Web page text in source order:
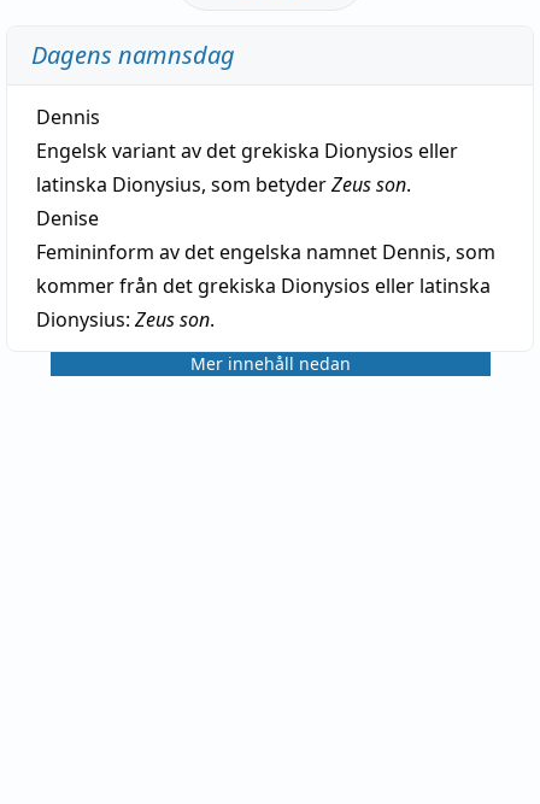
Dagens namnsdag
Dennis
Engelsk variant av det grekiska Dionysios eller
latinska Dionysius, som betyderZeus son.
Denise
Femininform av det engelska namnet Dennis, som
kommer från det grekiska Dionysios eller latinska
Dionysius: Zeus son.
Mer innehåll nedan